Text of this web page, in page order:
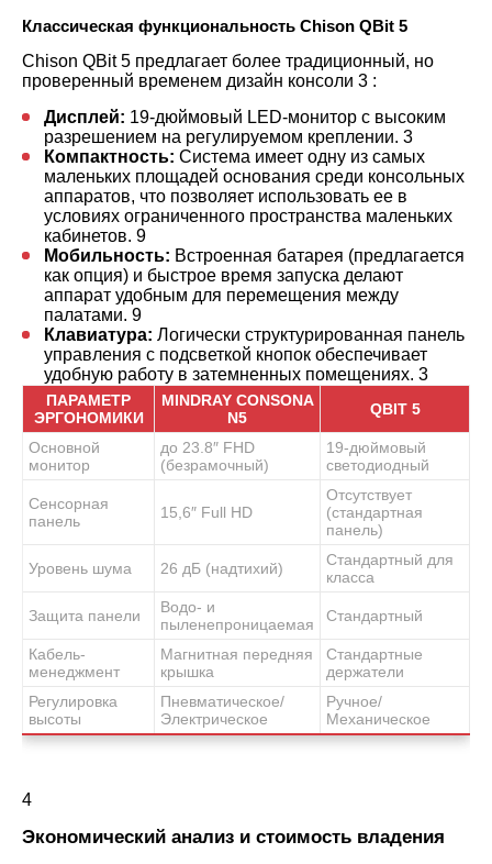
Классическая функциональность Chison QBit 5
Chison QBit 5 предлагает более традиционный, но
проверенный временем дизайн консоли 3 :
Дисплей: 19-дюймовый LED-монитор с высоким
разрешением на регулируемом креплении. 3
Компактность: Система имеет одну из самых
маленьких площадей основания среди консольных
аппаратов, что позволяет использовать ее в
условиях ограниченного пространства маленьких
кабинетов. 9
Мобильность: Встроенная батарея (предлагается
как опция) и быстрое время запуска делают
аппарат удобным для перемещения между
палатами. 9
Клавиатура: Логически структурированная панель
управления с подсветкой кнопок обеспечивает
удобную работу в затемненных помещениях. 3
ПАРАМЕТР
ЭРГОНОМИКИ
MINDRAY CONSONA
N5
QBIT 5
Основной
монитор
до 23.8″ FHD
(безрамочный)
19-дюймовый
светодиодный
Сенсорная
панель
15,6″ Full HD
Отсутствует
(стандартная
панель)
Уровень шума 26 дБ (надтихий)
Стандартный для
класса
Защита панели
Водо- и
пыленепроницаемая
Стандартный
Кабель-
менеджмент
Магнитная передняя
крышка
Стандартные
держатели
Регулировка
высоты
Пневматическое/
Электрическое
Ручное/
Механическое
4
Экономический анализ и стоимость владения